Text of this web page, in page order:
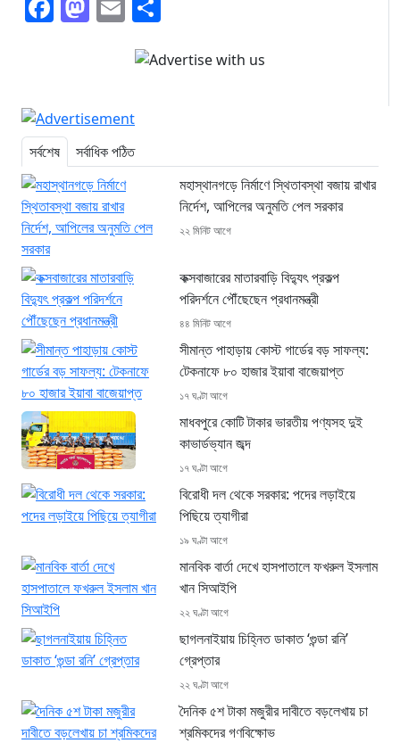
Facebook
Mastodon
Email
সর্বশেষ
সর্বাধিক পঠিত
মহাস্থানগড়ে নির্মাণে স্থিতাবস্থা বজায় রাখার
নির্দেশ, আপিলের অনুমতি পেল সরকার
২২ মিনিট আগে
কক্সবাজারের মাতারবাড়ি বিদ্যুৎ প্রকল্প
পরিদর্শনে পৌঁছেছেন প্রধানমন্ত্রী
৪৪ মিনিট আগে
সীমান্ত পাহাড়ায় কোস্ট গার্ডের বড় সাফল্য:
টেকনাফে ৮০ হাজার ইয়াবা বাজেয়াপ্ত
১৭ ঘণ্টা আগে
মাধবপুরে কোটি টাকার ভারতীয় পণ্যসহ দুই
কাভার্ডভ্যান জব্দ
১৭ ঘণ্টা আগে
বিরোধী দল থেকে সরকার: পদের লড়াইয়ে
পিছিয়ে ত্যাগীরা
১৯ ঘণ্টা আগে
মানবিক বার্তা দেখে হাসপাতালে ফখরুল ইসলাম
খান সিআইপি
২২ ঘণ্টা আগে
ছাগলনাইয়ায় চিহ্নিত ডাকাত ‘গুন্ডা রনি’
গ্রেপ্তার
২২ ঘণ্টা আগে
দৈনিক ৫শ টাকা মজুরীর দাবীতে বড়লেখায় চা
শ্রমিকদের গণবিক্ষোভ